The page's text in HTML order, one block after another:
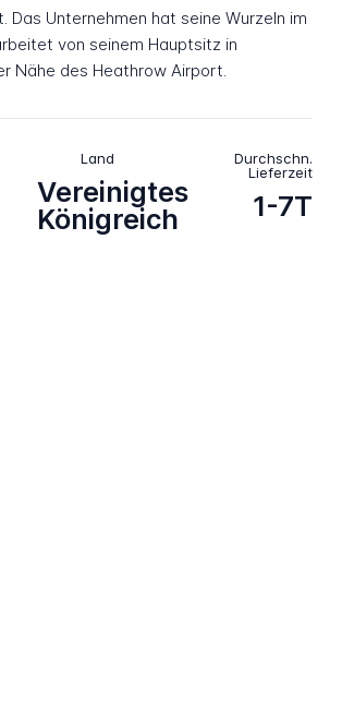
Das Unternehmen hat seine Wurzeln im
von seinem Hauptsitz in
Nähe des Heathrow Airport.
Land
Vereinigtes
Königreich
Durchschn.
Lieferzeit
1-7T